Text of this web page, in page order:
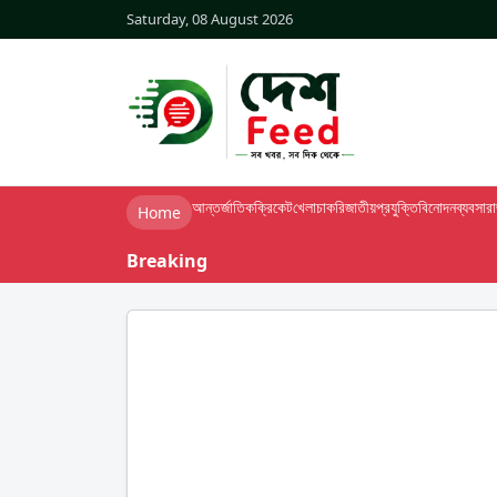
Saturday, 08 August 2026
Home আন্তর্জাতিকক্রিকেটখেলাচাকরিজাতীয়প্রযুক্তিবিনোদনব্যবসা
Breaking